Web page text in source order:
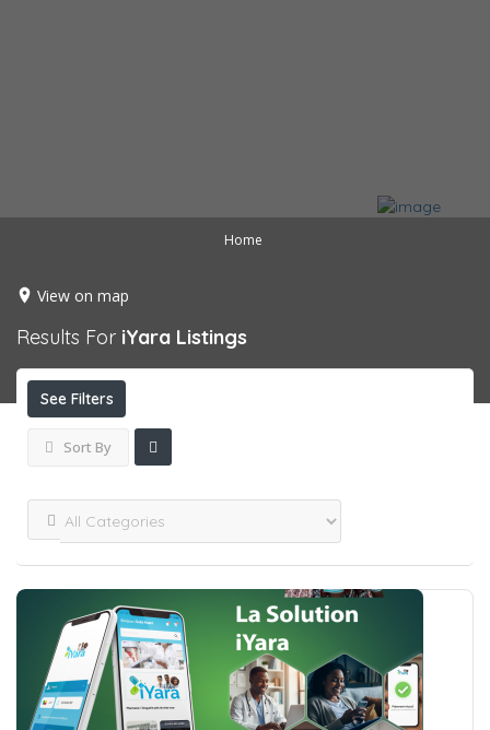
Home
View on map
Results For iYara Listings
See Filters
Sort By